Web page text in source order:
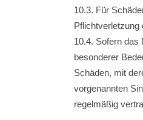
10.3. Für
Pflichtverletzung
10.4. Sofern das
besonderer
Schäden, mit
vorgenannten
regelmäßig